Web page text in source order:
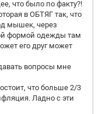
что было по факту?!
в ОБТЯГ так, что
мышек, через
формой одежды там
его друг может
вопросы мне
что больше 2/3
Ладно с эти